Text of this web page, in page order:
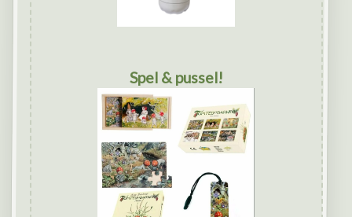
Spel & pussel!